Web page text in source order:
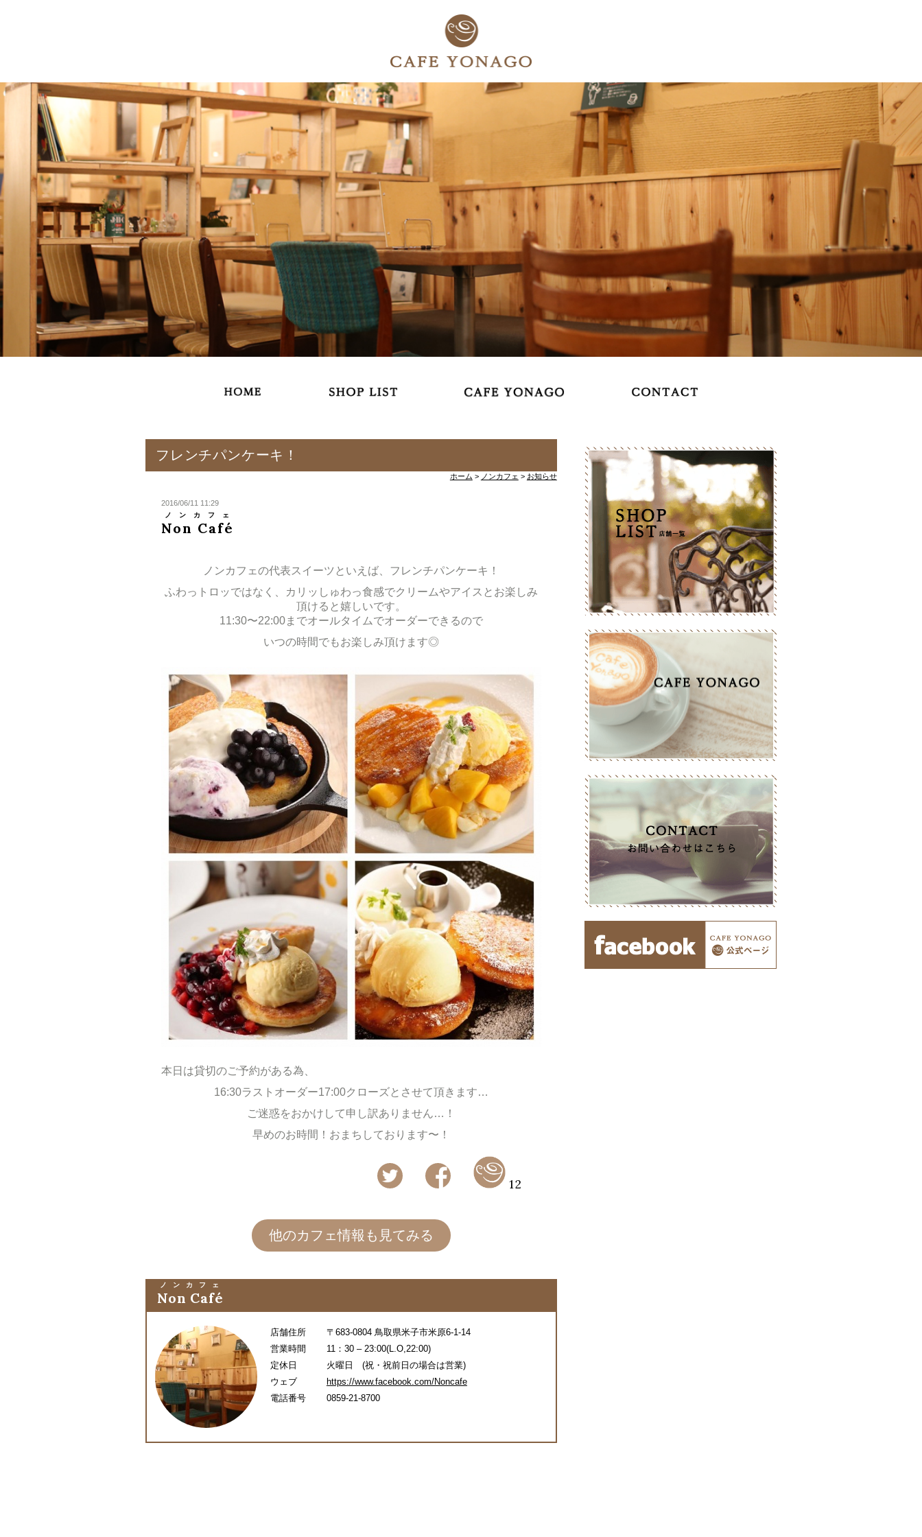
フレンチパンケーキ！
ホーム > ノンカフェ > お知らせ
2016/06/11 11:29
Non Café
ノンカフェ
ノンカフェの代表スイーツといえば、フレンチパンケーキ ！
ふわっトロッではなく、カリッしゅわっ食感でクリームやアイスとお楽しみ
頂けると嬉しいです。
11:30〜22:00までオールタイムでオーダーできるので
いつの時間でもお楽しみ頂けます◎
本日は貸切のご予約がある為、
16:30ラストオーダー17:00クローズとさせて頂きます…
ご迷惑をおかけして申し訳ありません…！
早めのお時間！おまちしております〜！
12
他のカフェ情報も見てみる
Non Café
ノンカフェ
店舗住所
〒683-0804 鳥取県米子市米原6-1-14
営業時間
11：30 – 23:00(L.O,22:00)
定休日
火曜日 (祝・祝前日の場合は営業)
ウェブ
https://www.facebook.com/Noncafe
電話番号
0859-21-8700